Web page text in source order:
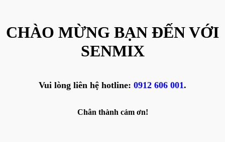
CHÀO MỪNG BẠN ĐẾN VỚI
SENMIX
Vui lòng liên hệ hotline: 0912 606 001.
Chân thành cảm ơn!